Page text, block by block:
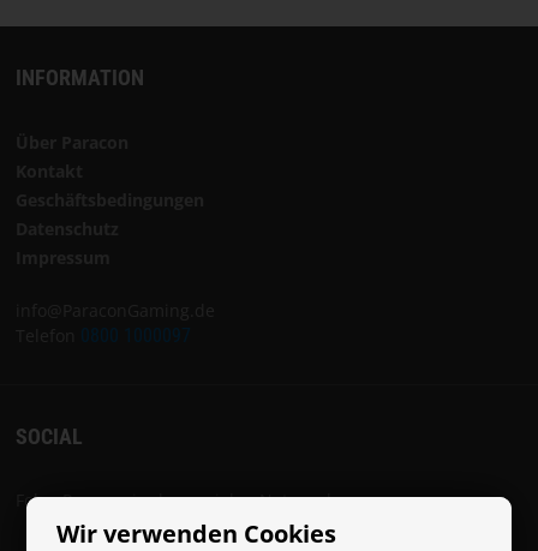
Wir verwenden Cookies
INFORMATION
0800 1000097
SOCIAL
Folge Paracon in den sozialen Netzwerken: